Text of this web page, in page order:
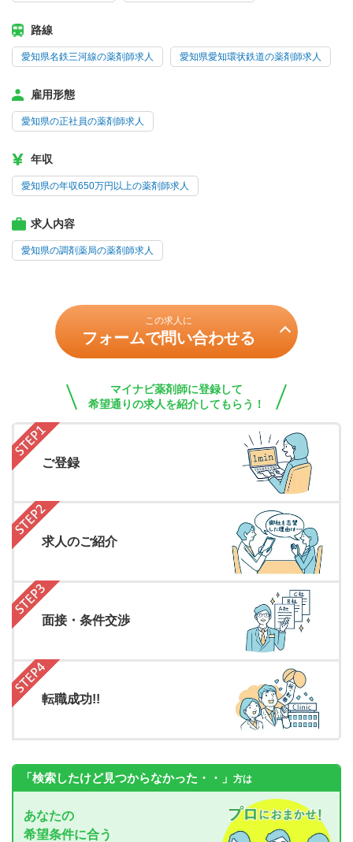
路線
愛知県名鉄三河線の薬剤師求人 愛知県愛知環状鉄道の薬剤師求人
雇用形態
愛知県の正社員の薬剤師求人
年収
愛知県の年収650万円以上の薬剤師求人
求人内容
愛知県の調剤薬局の薬剤師求人
この求人に
フォームで問い合わせる
マイナビ薬剤師に登録して
希望通りの求人を紹介してもらう！
ご登録
求人のご紹介
面接・条件交渉
転職成功!!
「検索したけど見つからなかった・・」 方は
あなたの
希望条件に合う